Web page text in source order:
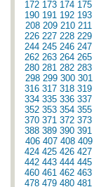
172 173 174 175
190 191 192 193
208 209 210 211
226 227 228 229
244 245 246 247
262 263 264 265
280 281 282 283
298 299 300 301
316 317 318 319
334 335 336 337
352 353 354 355
370 371 372 373
388 389 390 391
406 407 408 409
424 425 426 427
442 443 444 445
460 461 462 463
478 479 480 481